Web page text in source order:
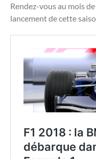
Rendez-vous au mois
lancement de cette